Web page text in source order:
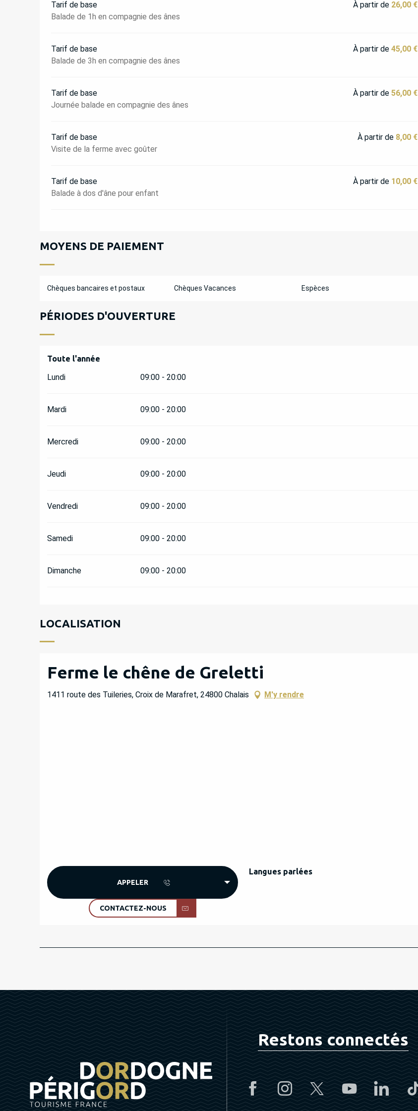
Tarif de base
Balade de 1h en compagnie des ânes
À partir de 26,00 €
Tarif de base
Balade de 3h en compagnie des ânes
À partir de 45,00 €
Tarif de base
Journée balade en compagnie des ânes
À partir de 56,00 €
Tarif de base
Visite de la ferme avec goûter
À partir de 8,00 €
Tarif de base
Balade à dos d'âne pour enfant
À partir de 10,00 €
MOYENS DE PAIEMENT
Chèques bancaires et postaux Chèques Vacances Espèces
PÉRIODES D'OUVERTURE
Toute l'année
Toute l'année
Lundi 09:00 - 20:00
Mardi 09:00 - 20:00
Mercredi 09:00 - 20:00
Jeudi 09:00 - 20:00
Vendredi 09:00 - 20:00
Samedi 09:00 - 20:00
Dimanche 09:00 - 20:00
LOCALISATION
Ferme le chêne de Greletti
1411 route des Tuileries, Croix de Marafret, 24800 Chalais M'y rendre
APPELER
CONTACTEZ-NOUS
Langues parlées
Langues parlées
Restons connectés